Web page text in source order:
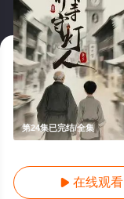
第24集已完结/全集
 在线观看